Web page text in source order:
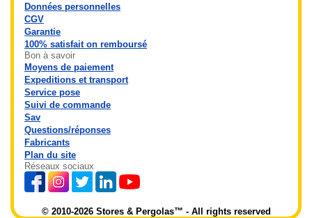
Données personnelles
CGV
Garantie
100% satisfait on remboursé
Bon à savoir
Moyens de paiement
Expeditions et transport
Service pose
Suivi de commande
Sav
Questions/réponses
Fabricants
Plan du site
Réseaux sociaux
© 2010-2026 Stores & Pergolas™ - All rights reserved